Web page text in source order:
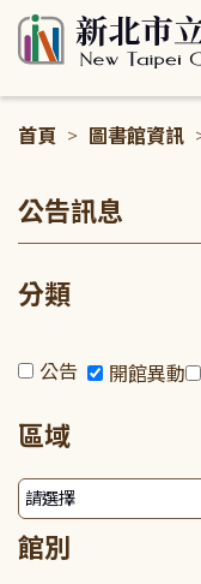
首頁 > 圖書館資訊
公告訊息
分類
公告 開館異動
區域
館別